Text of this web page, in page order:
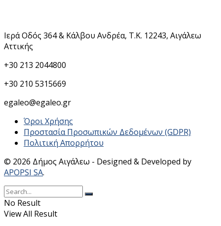
Ιερά Οδός 364 & Κάλβου Ανδρέα, Τ.Κ. 12243, Αιγάλεω
Αττικής
+30 213 2044800
+30 210 5315669
egaleo@egaleo.gr
Όροι Χρήσης
Προστασία Προσωπικών Δεδομένων (GDPR)
Πολιτική Απορρήτου
© 2026 Δήμος Αιγάλεω - Designed & Developed by
APOPSI SA.
No Result
View All Result